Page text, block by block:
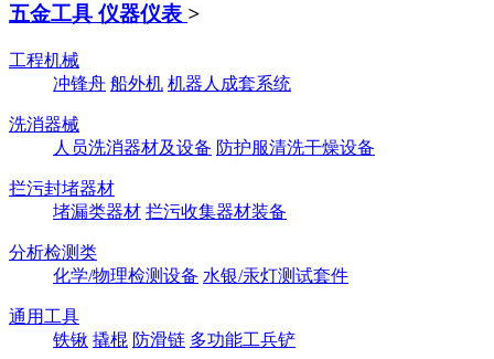
五金工具 仪器仪表 >
工程机械
冲锋舟 船外机 机器人成套系统
洗消器械
人员洗消器材及设备 防护服清洗干燥设备
拦污封堵器材
堵漏类器材 拦污收集器材装备
分析检测类
化学/物理检测设备 水银/汞灯测试套件
通用工具
铁锹 撬棍 防滑链 多功能工兵铲